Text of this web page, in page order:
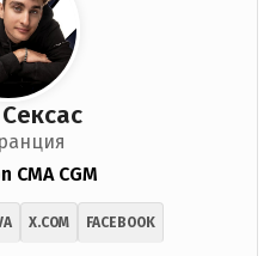
CMA CGM
X.COM FACEBOOK